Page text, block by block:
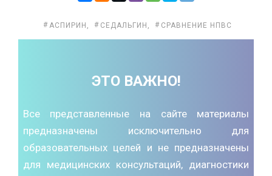
АСПИРИН , СЕДАЛЬГИН , СРАВНЕНИЕ НПВС
ЭТО ВАЖНО!
Все представленные на сайте материалы
предназначены исключительно для
образовательных целей и не предназначены
для медицинских консультаций, диагностики